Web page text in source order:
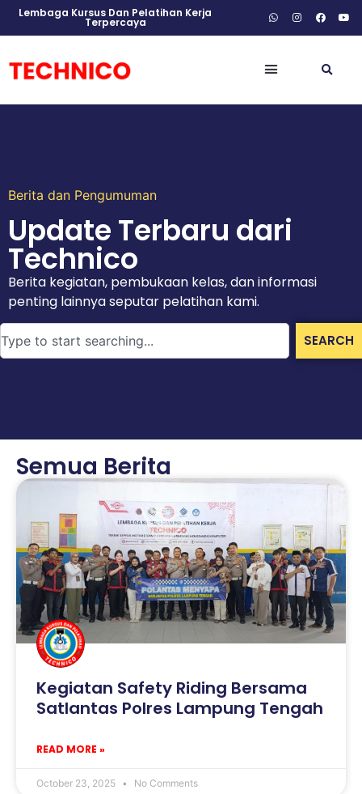
Lembaga Kursus Dan Pelatihan Kerja
Terpercaya
Berita dan Pengumuman
Update Terbaru dari
Technico
Berita kegiatan, pembukaan kelas, dan informasi
penting lainnya seputar pelatihan kami.
SEARCH
Semua Berita
Kegiatan Safety Riding Bersama
Satlantas Polres Lampung Tengah
READ MORE »
October 23, 2025 No Comments